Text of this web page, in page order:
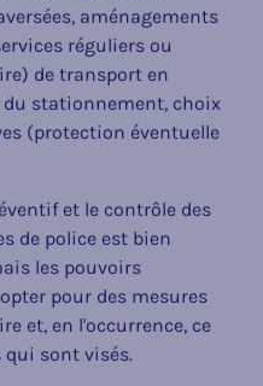
aménagements
réguliers ou
de transport en
stationnement, choix
(protection éventuelle
et le contrôle des
de police est bien
les pouvoirs
pour des mesures
et, en l'occurrence, ce
sont visés.